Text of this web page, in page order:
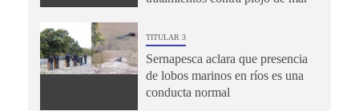
TITULAR 3
Sernapesca aclara que presencia
de lobos marinos en ríos es una
conducta normal